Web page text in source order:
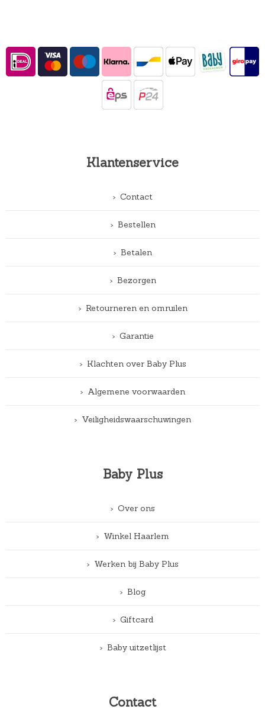
Klantenservice
Contact
Bestellen
Betalen
Bezorgen
Retourneren en omruilen
Garantie
Klachten over Baby Plus
Algemene voorwaarden
Veiligheidswaarschuwingen
Baby Plus
Over ons
Winkel Haarlem
Werken bij Baby Plus
Blog
Giftcard
Baby uitzetlijst
Contact